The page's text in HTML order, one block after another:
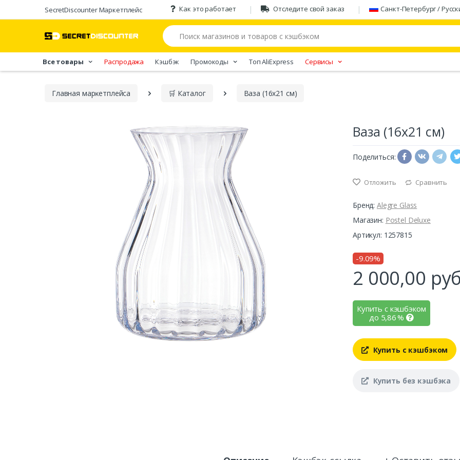
SecretDiscounter Маркетплейс Как это работает Отследите свой заказ Санкт-Петербург /
Все товары Распродажа Кэшбэк Промокоды Tоп AliExpress Сервисы
Главная марĸетплейса 🛒 Каталог Ваза (16х21 см)
Ваза (16х21 см)
Поделиться:
Отложить Сравнить
Бренд: Alegre Glass
Магазин: Postel Deluxe
Артикул: 1257815
-9.09%
2 000,00
Купить с кэшбэком
до 5,86%
Купить с кэшбэком
Купить без кэшбэка